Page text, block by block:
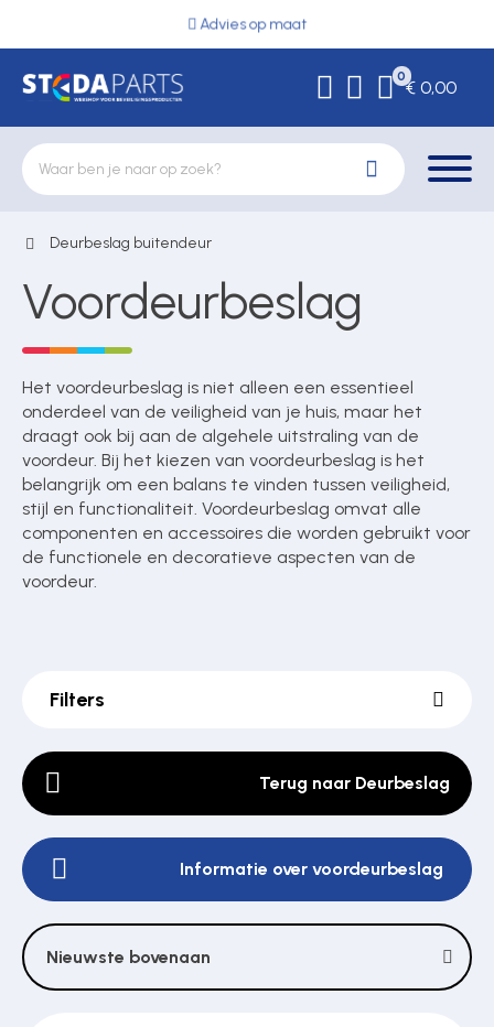
Advies op maat
0
€ 0,00
Deurbeslag
Hekwerkonderdelen
Kluizen
Poortonderdelen
Toegangscontrole
Toegangsverlening
Voedingen
Deurbeslag buitendeur
Voordeurbeslag
Het voordeurbeslag is niet alleen een essentieel
onderdeel van de veiligheid van je huis, maar het
draagt ook bij aan de algehele uitstraling van de
voordeur. Bij het kiezen van voordeurbeslag is het
belangrijk om een balans te vinden tussen veiligheid,
stijl en functionaliteit. Voordeurbeslag omvat alle
componenten en accessoires die worden gebruikt voor
de functionele en decoratieve aspecten van de
voordeur.
Filters
Terug naar Deurbeslag
Informatie over voordeurbeslag
Nieuwste bovenaan